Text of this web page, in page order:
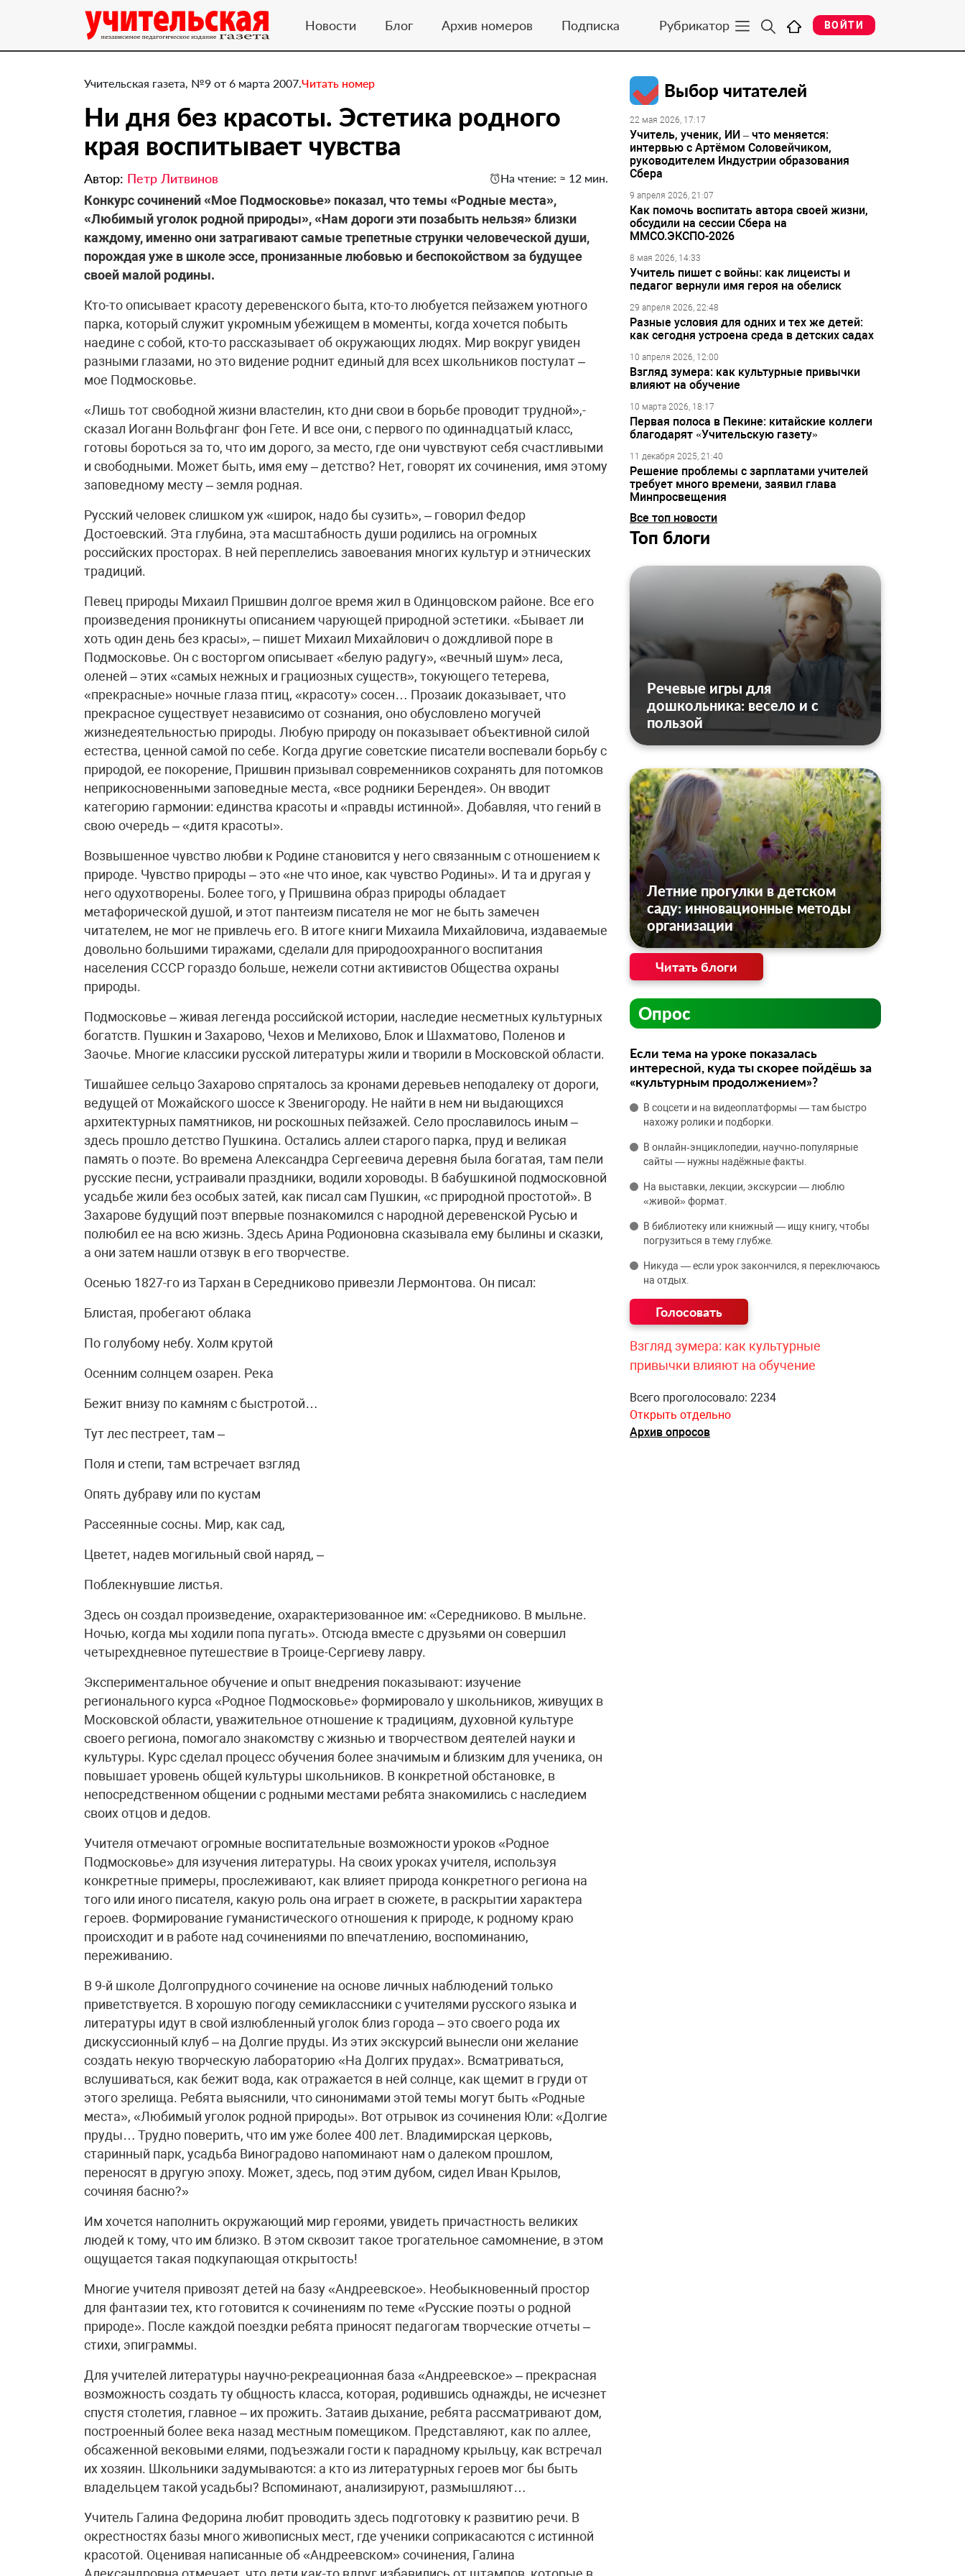
Новости Блог Архив номеров Подписка Рубрикатор ВОЙТИ
Учительская газета, №9 от 6 марта 2007.Читать номер
Ни дня без красоты. Эстетика родного
края воспитывает чувства
Автор: Петр Литвинов На чтение: ≈ 12 мин.
Конкурс сочинений «Мое Подмосковье» показал, что темы «Родные места»,
«Любимый уголок родной природы», «Нам дороги эти позабыть нельзя» близки
каждому, именно они затрагивают самые трепетные струнки человеческой души,
порождая уже в школе эссе, пронизанные любовью и беспокойством за будущее
своей малой родины.
Кто-то описывает красоту деревенского быта, кто-то любуется пейзажем уютного
парка, который служит укромным убежищем в моменты, когда хочется побыть
наедине с собой, кто-то рассказывает об окружающих людях. Мир вокруг увиден
разными глазами, но это видение роднит единый для всех школьников постулат –
мое Подмосковье.
«Лишь тот свободной жизни властелин, кто дни свои в борьбе проводит трудной»,-
сказал Иоганн Вольфганг фон Гете. И все они, с первого по одиннадцатый класс,
готовы бороться за то, что им дорого, за место, где они чувствуют себя счастливыми
и свободными. Может быть, имя ему – детство? Нет, говорят их сочинения, имя этому
заповедному месту – земля родная.
Русский человек слишком уж «широк, надо бы сузить», – говорил Федор
Достоевский. Эта глубина, эта масштабность души родились на огромных
российских просторах. В ней переплелись завоевания многих культур и этнических
традиций.
Певец природы Михаил Пришвин долгое время жил в Одинцовском районе. Все его
произведения проникнуты описанием чарующей природной эстетики. «Бывает ли
хоть один день без красы», – пишет Михаил Михайлович о дождливой поре в
Подмосковье. Он с восторгом описывает «белую радугу», «вечный шум» леса,
оленей – этих «самых нежных и грациозных существ», токующего тетерева,
«прекрасные» ночные глаза птиц, «красоту» сосен… Прозаик доказывает, что
прекрасное существует независимо от сознания, оно обусловлено могучей
жизнедеятельностью природы. Любую природу он показывает объективной силой
естества, ценной самой по себе. Когда другие советские писатели воспевали борьбу с
природой, ее покорение, Пришвин призывал современников сохранять для потомков
неприкосновенными заповедные места, «все родники Берендея». Он вводит
категорию гармонии: единства красоты и «правды истинной». Добавляя, что гений в
свою очередь – «дитя красоты».
Возвышенное чувство любви к Родине становится у него связанным с отношением к
природе. Чувство природы – это «не что иное, как чувство Родины». И та и другая у
него одухотворены. Более того, у Пришвина образ природы обладает
метафорической душой, и этот пантеизм писателя не мог не быть замечен
читателем, не мог не привлечь его. В итоге книги Михаила Михайловича, издаваемые
довольно большими тиражами, сделали для природоохранного воспитания
населения СССР гораздо больше, нежели сотни активистов Общества охраны
природы.
Подмосковье – живая легенда российской истории, наследие несметных культурных
богатств. Пушкин и Захарово, Чехов и Мелихово, Блок и Шахматово, Поленов и
Заочье. Многие классики русской литературы жили и творили в Московской области.
Тишайшее сельцо Захарово спряталось за кронами деревьев неподалеку от дороги,
ведущей от Можайского шоссе к Звенигороду. Не найти в нем ни выдающихся
архитектурных памятников, ни роскошных пейзажей. Село прославилось иным –
здесь прошло детство Пушкина. Остались аллеи старого парка, пруд и великая
память о поэте. Во времена Александра Сергеевича деревня была богатая, там пели
русские песни, устраивали праздники, водили хороводы. В бабушкиной подмосковной
усадьбе жили без особых затей, как писал сам Пушкин, «с природной простотой». В
Захарове будущий поэт впервые познакомился с народной деревенской Русью и
полюбил ее на всю жизнь. Здесь Арина Родионовна сказывала ему былины и сказки,
а они затем нашли отзвук в его творчестве.
Осенью 1827-го из Тархан в Середниково привезли Лермонтова. Он писал:
Блистая, пробегают облака
По голубому небу. Холм крутой
Осенним солнцем озарен. Река
Бежит внизу по камням с быстротой…
Тут лес пестреет, там –
Поля и степи, там встречает взгляд
Опять дубраву или по кустам
Рассеянные сосны. Мир, как сад,
Цветет, надев могильный свой наряд, –
Поблекнувшие листья.
Здесь он создал произведение, охарактеризованное им: «Середниково. В мыльне.
Ночью, когда мы ходили попа пугать». Отсюда вместе с друзьями он совершил
четырехдневное путешествие в Троице-Сергиеву лавру.
Экспериментальное обучение и опыт внедрения показывают: изучение
регионального курса «Родное Подмосковье» формировало у школьников, живущих в
Московской области, уважительное отношение к традициям, духовной культуре
своего региона, помогало знакомству с жизнью и творчеством деятелей науки и
культуры. Курс сделал процесс обучения более значимым и близким для ученика, он
повышает уровень общей культуры школьников. В конкретной обстановке, в
непосредственном общении с родными местами ребята знакомились с наследием
своих отцов и дедов.
Учителя отмечают огромные воспитательные возможности уроков «Родное
Подмосковье» для изучения литературы. На своих уроках учителя, используя
конкретные примеры, прослеживают, как влияет природа конкретного региона на
того или иного писателя, какую роль она играет в сюжете, в раскрытии характера
героев. Формирование гуманистического отношения к природе, к родному краю
происходит и в работе над сочинениями по впечатлению, воспоминанию,
переживанию.
В 9-й школе Долгопрудного сочинение на основе личных наблюдений только
приветствуется. В хорошую погоду семиклассники с учителями русского языка и
литературы идут в свой излюбленный уголок близ города – это своего рода их
дискуссионный клуб – на Долгие пруды. Из этих экскурсий вынесли они желание
создать некую творческую лабораторию «На Долгих прудах». Всматриваться,
вслушиваться, как бежит вода, как отражается в ней солнце, как щемит в груди от
этого зрелища. Ребята выяснили, что синонимами этой темы могут быть «Родные
места», «Любимый уголок родной природы». Вот отрывок из сочинения Юли: «Долгие
пруды… Трудно поверить, что им уже более 400 лет. Владимирская церковь,
старинный парк, усадьба Виноградово напоминают нам о далеком прошлом,
переносят в другую эпоху. Может, здесь, под этим дубом, сидел Иван Крылов,
сочиняя басню?»
Им хочется наполнить окружающий мир героями, увидеть причастность великих
людей к тому, что им близко. В этом сквозит такое трогательное самомнение, в этом
ощущается такая подкупающая открытость!
Многие учителя привозят детей на базу «Андреевское». Необыкновенный простор
для фантазии тех, кто готовится к сочинениям по теме «Русские поэты о родной
природе». После каждой поездки ребята приносят педагогам творческие отчеты –
стихи, эпиграммы.
Для учителей литературы научно-рекреационная база «Андреевское» – прекрасная
возможность создать ту общность класса, которая, родившись однажды, не исчезнет
спустя столетия, главное – их прожить. Затаив дыхание, ребята рассматривают дом,
построенный более века назад местным помещиком. Представляют, как по аллее,
обсаженной вековыми елями, подъезжали гости к парадному крыльцу, как встречал
их хозяин. Школьники задумываются: а кто из литературных героев мог бы быть
владельцем такой усадьбы? Вспоминают, анализируют, размышляют…
Учитель Галина Федорина любит проводить здесь подготовку к развитию речи. В
окрестностях базы много живописных мест, где ученики соприкасаются с истинной
красотой. Оценивая написанные об «Андреевском» сочинения, Галина
Выбор читателей
22 мая 2026, 17:17
Учитель, ученик, ИИ – что меняется:
интервью с Артёмом Соловейчиком,
руководителем Индустрии образования
Сбера
9 апреля 2026, 21:07
Как помочь воспитать автора своей жизни,
обсудили на сессии Сбера на
ММСО.ЭКСПО-2026
8 мая 2026, 14:33
Учитель пишет с войны: как лицеисты и
педагог вернули имя героя на обелиск
29 апреля 2026, 22:48
Разные условия для одних и тех же детей:
как сегодня устроена среда в детских садах
10 апреля 2026, 12:00
Взгляд зумера: как культурные привычки
влияют на обучение
10 марта 2026, 18:17
Первая полоса в Пекине: китайские коллеги
благодарят «Учительскую газету»
11 декабря 2025, 21:40
Решение проблемы с зарплатами учителей
требует много времени, заявил глава
Минпросвещения
Все топ новости
Топ блоги
Речевые игры для
дошкольника: весело и с
пользой
Летние прогулки в детском
саду: инновационные методы
организации
Читать блоги
Опрос
Если тема на уроке показалась
интересной, куда ты скорее пойдёшь за
«культурным продолжением»?
В соцсети и на видеоплатформы — там быстро
нахожу ролики и подборки.
В онлайн‑энциклопедии, научно‑популярные
сайты — нужны надёжные факты.
На выставки, лекции, экскурсии — люблю
«живой» формат.
В библиотеку или книжный — ищу книгу, чтобы
погрузиться в тему глубже.
Никуда — если урок закончился, я переключаюсь
на отдых.
Взгляд зумера: как культурные
привычки влияют на обучение
Всего проголосовало: 2234
Открыть отдельно
Архив опросов